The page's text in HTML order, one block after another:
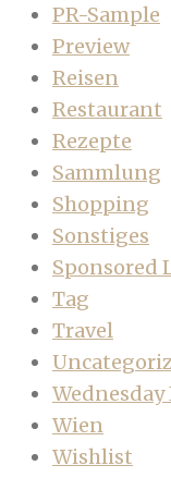
PR-Sample
Preview
Reisen
Restaurant
Rezepte
Sammlung
Shopping
Sonstiges
Sponsored
Tag
Travel
Wien
Wishlist